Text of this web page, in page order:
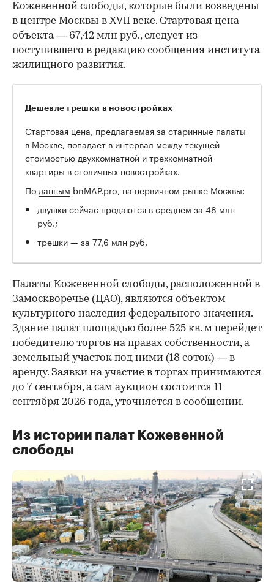
Кожевенной слободы, которые были возведены
в центре Москвы в XVII веке. Стартовая цена
объекта — 67,42 млн руб., следует из
поступившего в редакцию сообщения института
жилищного развития.
Дешевле трешки в новостройках
Стартовая цена, предлагаемая за старинные палаты
в Москве, попадает в интервал между текущей
стоимостью двухкомнатной и трехкомнатной
квартиры в столичных новостройках.
По данным bnMAP.pro, на первичном рынке Москвы:
двушки сейчас продаются в среднем за 48 млн
руб.;
трешки — за 77,6 млн руб.
Палаты Кожевенной слободы, расположенной в
Замоскворечье (ЦАО), являются объектом
культурного наследия федерального значения.
Здание палат площадью более 525 кв. м перейдет
победителю торгов на правах собственности, а
земельный участок под ними (18 соток) — в
аренду. Заявки на участие в торгах принимаются
до 7 сентября, а сам аукцион состоится 11
сентября 2026 года, уточняется в сообщении.
00:00 / 00:00
Из истории палат Кожевенной
слободы